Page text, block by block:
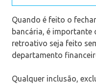
Quando é feito o
bancária, é importante
retroativo seja feito
departamento
Qualquer inclusão,